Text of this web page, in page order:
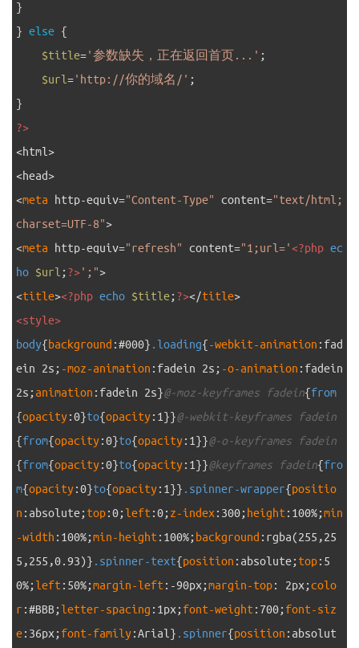
}
} else {
$title='参数缺失，正在返回首页...' ;
$url='http://你的域名/' ;
}
?>
<html>
<head>
<meta http-equiv="Content-Type" content="text/html;
charset=UTF-8">
<meta http-equiv="refresh" content="1;url='<?php ec
ho $url ; ?>';">
<title><?php echo $title; ?></title>
<style>
body{background :#000} .loading{-webkit-animation : fad
ein
2s ; -moz-animation : fadein 2s ; -o-animation : fadein
2s ; animation : fadein 2s}@-moz-keyframes fadein{from
{opacity:0}to{opacity: 1 }}@-webkit-keyframes fadein
{from{opacity:0}to{opacity: 1 }}@-o-keyframes fadein
{from{opacity:0}to{opacity: 1 }}@keyframes fadein{fro
m{opacity:0}to{opacity: 1 }} .spinner-wrapper{positio
n : absolute; top:0;left :0; z-index : 300; height : 100%;min
-width : 100%;min-height : 100%; background : rgba(255,25
5,255,0.93)} .spinner-text{position : absolute; top: 5
0%;left : 50%;margin-left : -90px ;margin-top: 2px ;colo
r :#BBB;letter-spacing : 1px ; font-weight : 700; font-siz
e: 36px ; font-family:Arial} .spinner{position : absolut